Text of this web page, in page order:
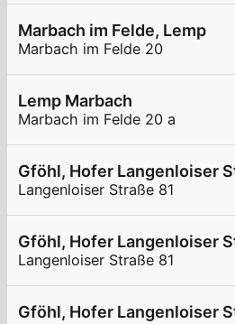
Marbach im Felde, Lemp
Marbach im Felde 20
Lemp Marbach
Marbach im Felde 20 a
Gföhl, Hofer Langenloiser
Langenloiser Straße 81
Gföhl, Hofer Langenloiser
Langenloiser Straße 81
Gföhl, Hofer Langenloiser